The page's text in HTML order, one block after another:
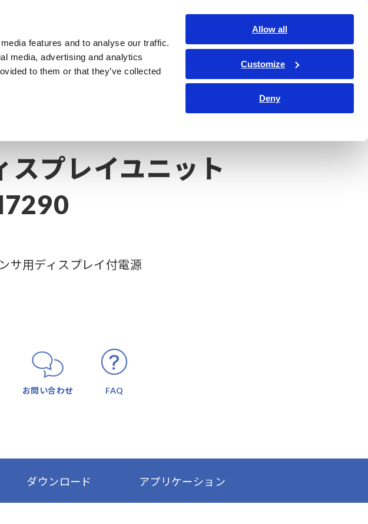
features and to analyse our traffic.
media, advertising and analytics
to them or that they’ve collected
Allow all
Customize
Deny
ション 計測知識 サービス・サポート コーポレート・IR
お問い合わせ
スプレイユニット
サ用ディスプレイ付電源
お問い合わせ FAQ
ダウンロード アプリケーション